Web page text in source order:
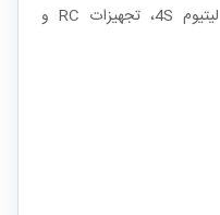
ایمن و قابل اعتماد برای پک‌های لیتیوم 4S، تجهیزات RC و